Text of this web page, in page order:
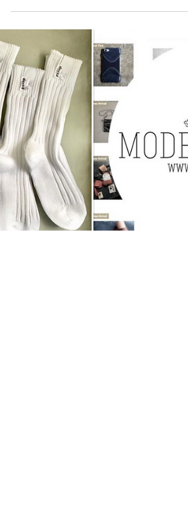
【F/CE. ・新品上架】
． F/CE. 定番名作950 Travel Backpack，是設計師山
根敏史的首個背包作品，自我們七年前與F/CE. 開始
作，950 BP已經是Modern Times的Best Seller，直
在仍然極受客人歡迎，尤其是全黑配色，生命周期如
長久的產品實在罕見，...